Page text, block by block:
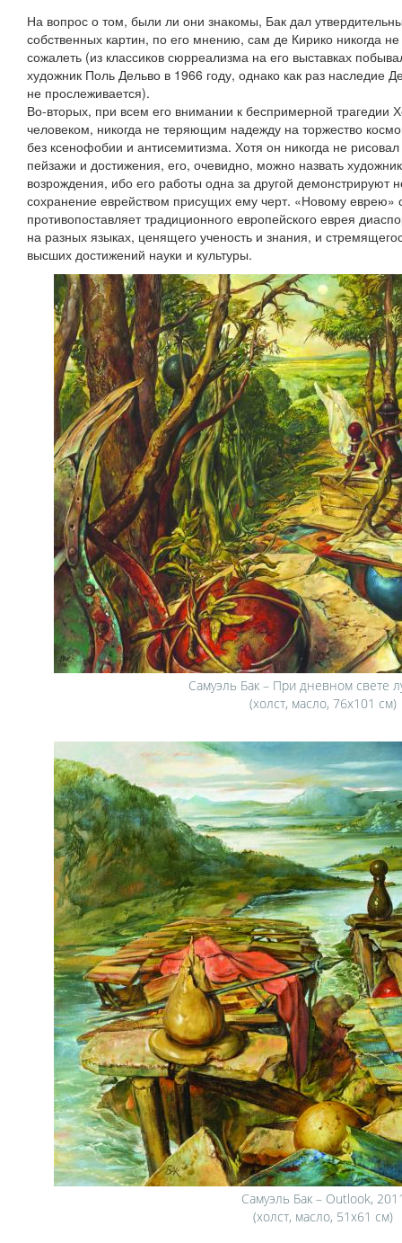
На вопрос о том, были ли они знакомы, Бак дал
собственных картин, по его мнению, сам де Кирико никогда
сожалеть (из классиков сюрреализма на его выставках
художник Поль Дельво в 1966 году, однако как раз наследие
не прослеживается).
Во-вторых, при всем его внимании к беспримерной трагедии
человеком, никогда не теряющим надежду на торжество
без ксенофобии и антисемитизма. Хотя он никогда не
пейзажи и достижения, его, очевидно, можно назвать
возрождения, ибо его работы одна за другой демонстрируют
сохранение еврейством присущих ему черт. «Новому еврею»
противопоставляет традиционного европейского еврея
на разных языках, ценящего ученость и знания, и
высших достижений науки и культуры.
Самуэль Бак – При дневном свете
(холст, масло, 76х101 см)
Самуэль Бак – Outlook,
(холст, масло, 51х61 см)